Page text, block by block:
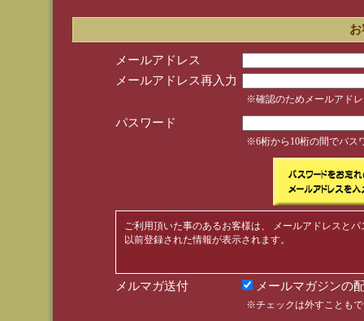
メールアドレス
メールアドレス再入力
※確認のためメールアド
パスワード
※6桁から10桁の間でパス
ご利用頂いた事のあるお客様は、 メールアドレスと
以前登録された情報が表示されます。
メルマガ送付 メールマガジンの
※チェックは外すことも